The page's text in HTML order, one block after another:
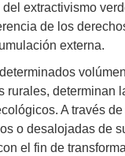
extractivismo
de los
externa.
determinan
A través de
o desalojadas de
el fin de